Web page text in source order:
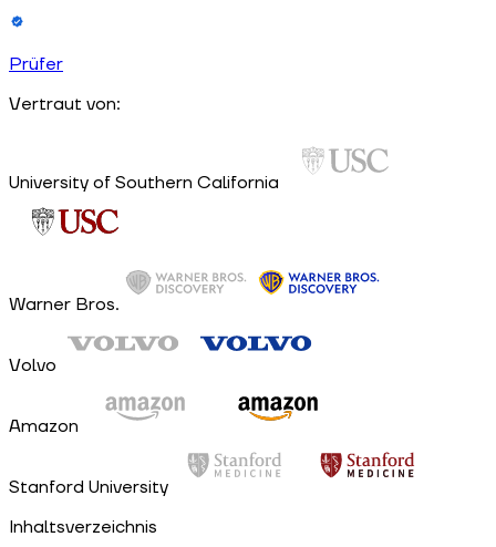
Prüfer
Vertraut von:
University of Southern California
Warner Bros.
Volvo
Amazon
Stanford University
Inhaltsverzeichnis